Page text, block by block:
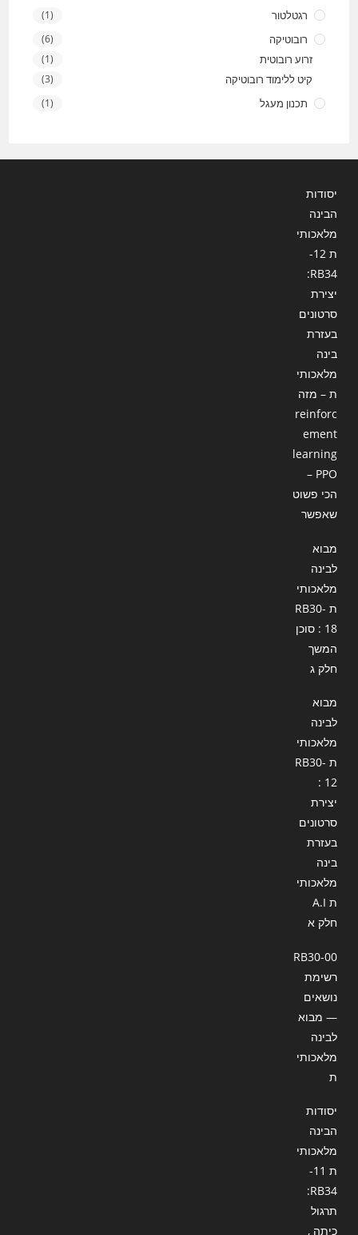
רגטלטור (1)
רובוטיקה (6)
זרוע רובוטית (1)
קיט ללימוד רובוטיקה (3)
תכנון מעגל (1)
יסודות
הבינה
מלאכותי
ת 12-
RB34:
יצירת
סרטונים
בעזרת
בינה
מלאכותי
ת – מזה
reinforc
ement
learning
– PPO
הכי פשוט
שאפשר
מבוא
לבינה
מלאכותי
ת RB30-
18 : סוכן
המשך
חלק ג
מבוא
לבינה
מלאכותי
ת RB30-
12 :
יצירת
סרטונים
בעזרת
בינה
מלאכותי
ת A.I
חלק א
RB30-00
רשימת
נושאים
— מבוא
לבינה
מלאכותי
ת
יסודות
הבינה
מלאכותי
ת 11-
RB34:
תרגול
כיתה ,